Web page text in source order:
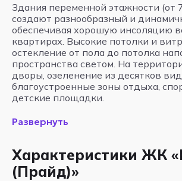
Здания переменной этажности (от
создают разнообразный и
обеспечивая хорошую инсоляцию
квартирах. Высокие потолки и
остекление от пола до потолка
пространства светом. На
дворы, озеленение из десятков
благоустроенные зоны отдыха,
детские площадки.
Развернуть
Характеристики ЖК
(Прайд)»